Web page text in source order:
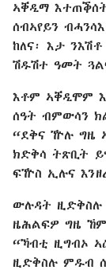
ኣቐዲማ
ሰብኣየይን
ከለና፡ እታ
ሽዱሽተ ዓመት
እቶም ኣቐዲሞም
ሰዓት ብምውሳን
“ደቅና ዅሉ ግዜ
ክድቅሳ ትጽቢት
ፍዅስ ኢሉና
ውሉዳት ዚድቅስሉ
ዜሕልፍዎ ግዜ ኸም
“ኻብቲ ዚግብኦ
ዚድቅስሉ ምዱብ